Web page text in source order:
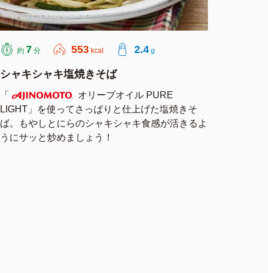
約 7 分 553 kcal 2.4 g
シャキシャキ塩焼きそば
「
AJINOMOTO
オリーブオイル PURE
LIGHT」を使ってさっぱりと仕上げた塩焼きそ
ば。もやしとにらのシャキシャキ食感が活きるよ
うにサッと炒めましょう！